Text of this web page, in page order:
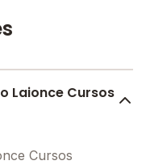
Laionce Cursos
Cursos